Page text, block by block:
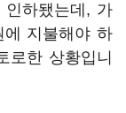
인하됐는데, 가
에 지불해야 하
로한 상황입니